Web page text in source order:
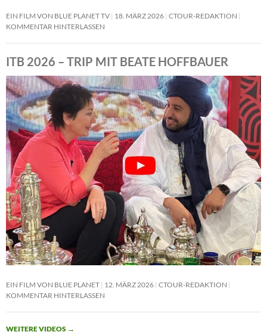
EIN FILM VON BLUE PLANET TV 18. MÄRZ 2026 CTOUR-REDAKTION
KOMMENTAR HINTERLASSEN
ITB 2026 – TRIP MIT BEATE HOFFBAUER
EIN FILM VON BLUE PLANET 12. MÄRZ 2026 CTOUR-REDAKTION
KOMMENTAR HINTERLASSEN
WEITERE VIDEOS →